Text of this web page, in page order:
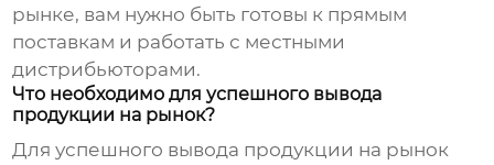
рынке, вам нужно быть готовы к прямым
поставкам и работать с местными
дистрибьюторами.
Что необходимо для успешного вывода
продукции на рынок?
Для успешного вывода продукции на рынок